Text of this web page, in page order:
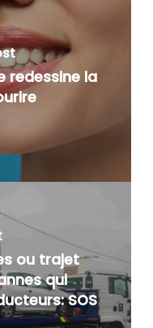
redessine la
ou trajet
qui
SOS